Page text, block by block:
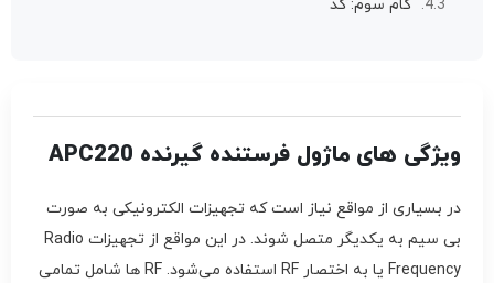
گام سوم: کد
ویژگی های ماژول فرستنده گیرنده APC220
در بسیاری از مواقع نیاز است که تجهیزات الکترونیکی به صورت
بی سیم به یکدیگر متصل شوند. در این مواقع از تجهیزات Radio
Frequency یا به اختصار RF استفاده می‌شود. RF ها شامل تمامی